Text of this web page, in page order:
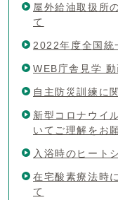
屋外給油取扱所
て
2022年度全国統
WEB庁舎見学 動
自主防災訓練に
新型コロナウイ
いてご理解をお
入浴時のヒート
在宅酸素療法時
て